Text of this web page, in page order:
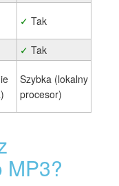
✓ Tak
✓ Tak
Szybka (lokalny
procesor)
MP3?